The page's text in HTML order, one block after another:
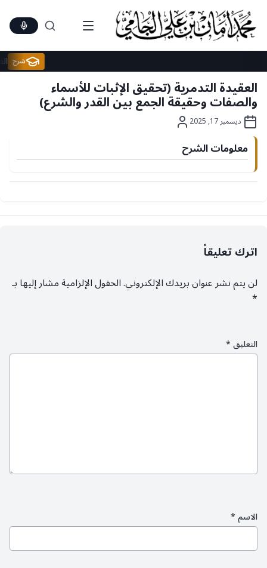
Skip
content
شرح
العقيدة التدمرية (تحقيق الإثبات للأسماء
والصفات وحقيقة الجمع بين القدر والشرع)
ديسمبر 17, 2025
معلومات الشرح
اترك تعليقاً
لن يتم نشر عنوان بريدك الإلكتروني.الحقول الإلزامية مشار إليها بـ
*
التعليق*
الاسم*